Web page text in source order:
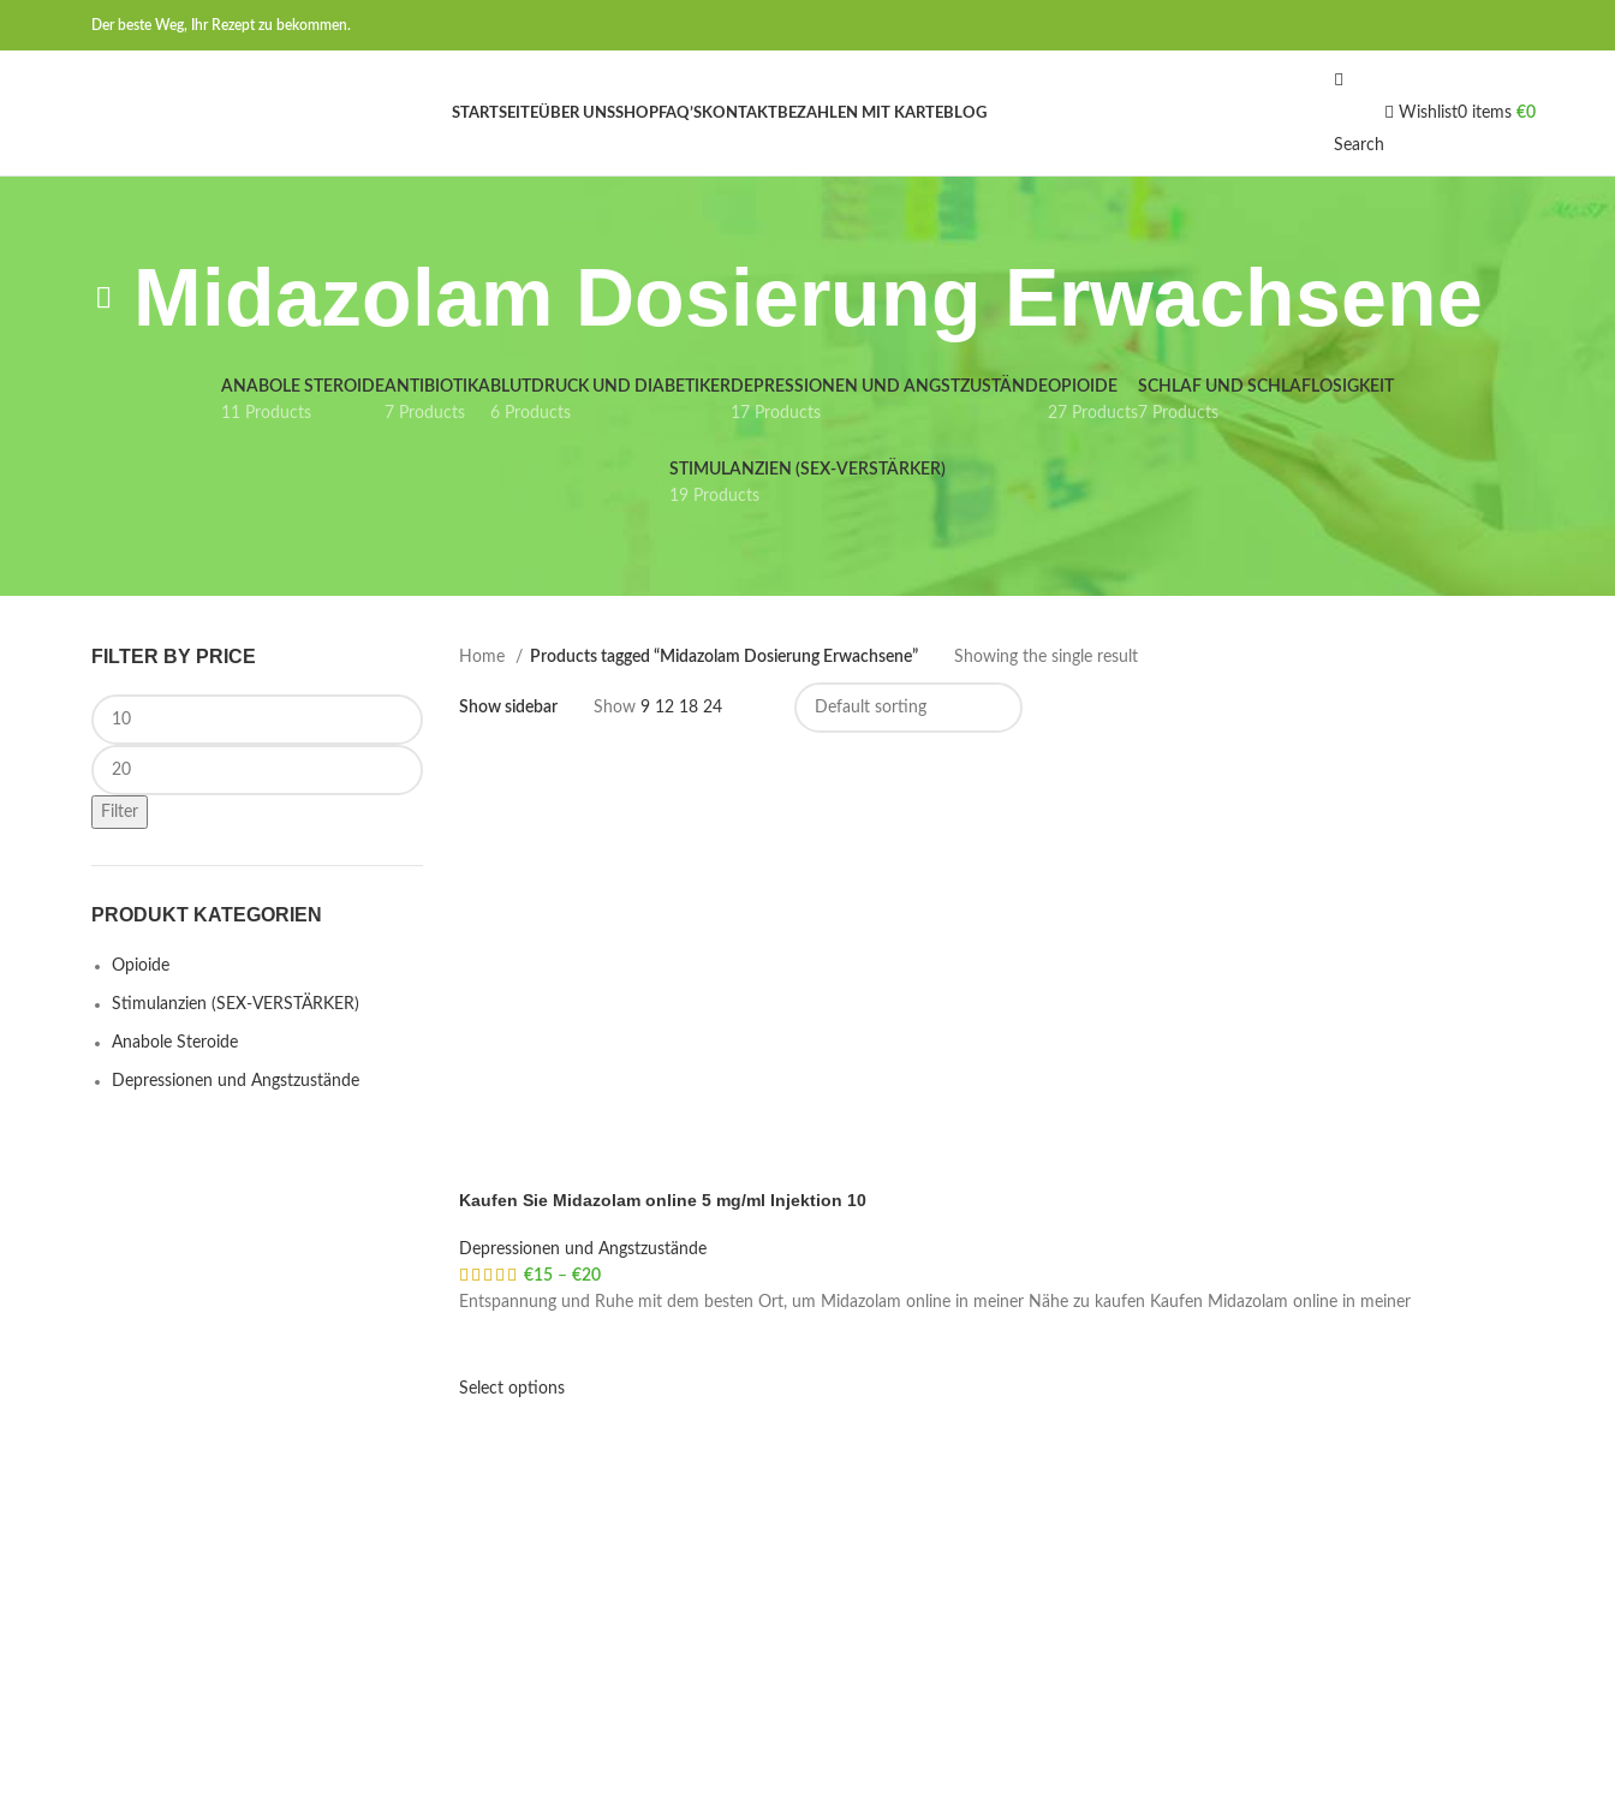
Der beste Weg, Ihr Rezept zu bekommen.
STARTSEITEÜBER UNSSHOPFAQ’SKONTAKTBEZAHLEN MIT KARTEBLOG
Search
Wishlist0 items €0
Midazolam Dosierung Erwachsene
ANABOLE STEROIDE
11 Products
ANTIBIOTIKA
7 Products
BLUTDRUCK UND DIABETIKER
6 Products
DEPRESSIONEN UND ANGSTZUSTÄNDE
17 Products
OPIOIDE
27 Products
SCHLAF UND SCHLAFLOSIGKEIT
7 Products
STIMULANZIEN (SEX-VERSTÄRKER)
19 Products
FILTER BY PRICE
Min price
Max price
Filter
PRODUKT KATEGORIEN
Opioide
Stimulanzien (SEX-VERSTÄRKER)
Anabole Steroide
Depressionen und Angstzustände
Home Products tagged “Midazolam Dosierung Erwachsene” Showing the single result
Show sidebar Show 9 12 18 24
Kaufen Sie Midazolam online 5 mg/ml Injektion 10
Depressionen und Angstzustände
€15 – €20Price range: €15 through €20
Entspannung und Ruhe mit dem besten Ort, um Midazolam online in meiner Nähe zu kaufen Kaufen Midazolam online in meiner
Select options